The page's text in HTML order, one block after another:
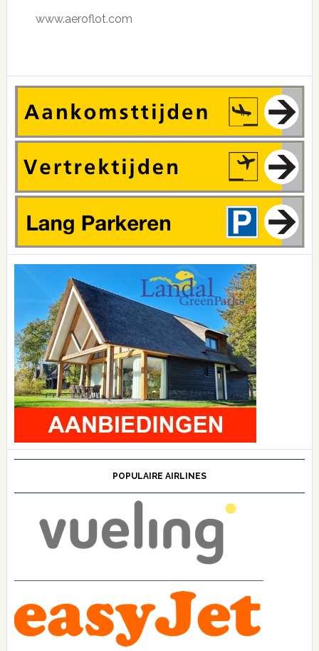
www.aeroflot.com
POPULAIRE AIRLINES